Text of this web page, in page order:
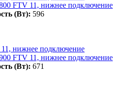
FTV 11, нижнее подключение
(Вт): 596
FTV 11, нижнее подключение
(Вт): 671